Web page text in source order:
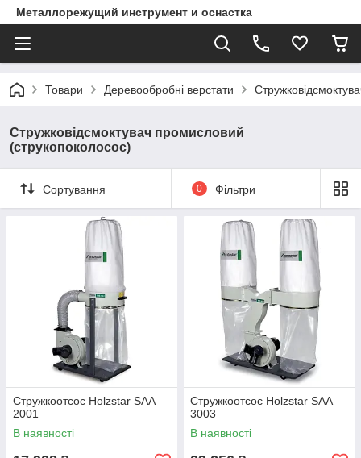
Металлорежущий инструмент и оснастка
Товари Деревообробні верстати
Стружковідсмоктувач промисловий
(струкопоколосос)
Сортування 0 Фільтри
Стружкоотсос Holzstar SAA
2001
В наявності
Стружкоотсос Holzstar SAA
3003
В наявності